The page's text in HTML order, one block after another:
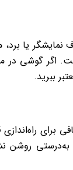
یا
گوشی در
ببرید.
برای
روشن